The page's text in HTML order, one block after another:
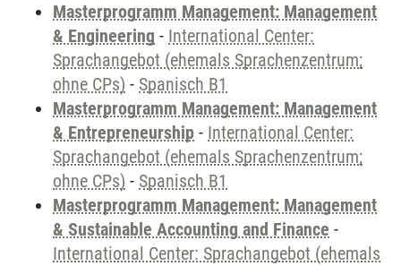
Masterprogramm Management: Management
& Engineering - International Center:
Sprachangebot (ehemals Sprachenzentrum;
ohne CPs) - Spanisch B1
Masterprogramm Management: Management
& Entrepreneurship - International Center:
Sprachangebot (ehemals Sprachenzentrum;
ohne CPs) - Spanisch B1
Masterprogramm Management: Management
& Sustainable Accounting and Finance -
International Center: Sprachangebot (ehemals